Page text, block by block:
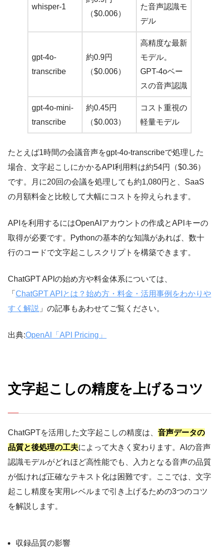
whisper-1
（$0.006）
た音声認識モ
デル
gpt-4o-
transcribe
約0.9円
（$0.006）
高精度な最新
モデル。
GPT-4oベー
スの音声認識
gpt-4o-mini-
transcribe
約0.45円
（$0.003）
コスト重視の
軽量モデル
たとえば1時間の会議音声をgpt-4o-transcribeで処理した
場合、文字起こしにかかるAPI利用料は約54円（$0.36）
です。月に20回の会議を処理しても約1,080円と、SaaS
の月額料金と比較して大幅にコストを抑えられます。
APIを利用するにはOpenAIアカウントの作成とAPIキーの
取得が必要です。Pythonの基本的な知識があれば、数十
行のコードで文字起こしスクリプトを構築できます。
ChatGPT APIの始め方や料金体系については、
「 ChatGPT APIとは？始め方・料金・活用事例をわかりや
すく解説 」の記事もあわせてご覧ください。
出典:OpenAI「API Pricing」
文字起こしの精度を上げるコツ
ChatGPTを活用した文字起こしの精度は、 音声データの
品質と後処理の工夫によって大きく変わります。AIの音声
認識モデルがどれほど高性能でも、入力となる音声の品質
が低ければ正確なテキスト化は困難です。ここでは、文字
起こし精度を実用レベルまで引き上げるための3つのコツ
を解説します。
収録品質の影響